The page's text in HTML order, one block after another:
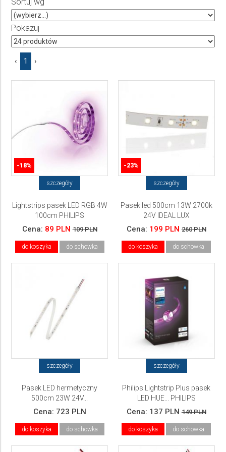
Producent
Wybierz producenta
Cena
Pokazuj
‹ 1 ›
-18%
szczegóły
Lightstrips pasek LED RGB 4W
100cm PHILIPS
Cena: 89 PLN 109 PLN
do koszyka do schowka
-23%
szczegóły
Pasek led 500cm 13W 2700k
24V IDEAL LUX
Cena: 199 PLN 260 PLN
do koszyka do schowka
szczegóły
Pasek LED hermetyczny
500cm 23W 24V...
Cena: 723 PLN
do koszyka do schowka
szczegóły
Philips Lightstrip Plus pasek
LED HUE... PHILIPS
Cena: 137 PLN 149 PLN
do koszyka do schowka